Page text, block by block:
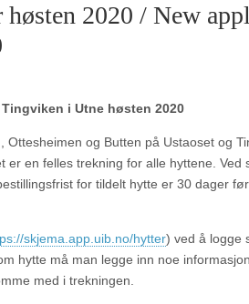
2020 / New
i Utne høsten 2020
og Butten på Ustaoset og
en felles trekning for alle hyttene. Ved
for tildelt hytte er 30 dager
skjema.app.uib.no/hytter) ved å logge
hytte må man legge inn noe
med i trekningen.